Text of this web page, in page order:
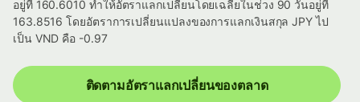
อยู่ที่ 160.6010 ทำให้อัตราแลกเปลี่ยนโดยเฉลี่ยในช่วง 90 วันอยู่ที่
163.8516 โดยอัตราการเปลี่ยนแปลงของการแลกเงินสกุล JPY ไป
เป็น VND คือ -0.97
ติดตามอัตราแลกเปลี่ยนของตลาด